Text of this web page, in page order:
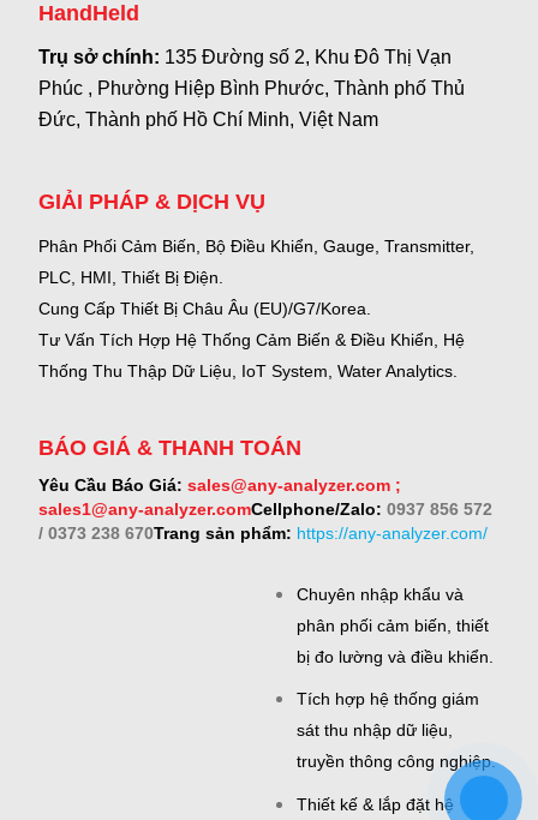
HandHeld
Trụ sở chính: 135 Đường số 2, Khu Đô Thị Vạn
Phúc , Phường Hiệp Bình Phước, Thành phố Thủ
Đức, Thành phố Hồ Chí Minh, Việt Nam
GIẢI PHÁP & DỊCH VỤ
Phân Phối Cảm Biến, Bộ Điều Khiển, Gauge, Transmitter,
PLC, HMI, Thiết Bị Điện.
Cung Cấp Thiết Bị Châu Âu (EU)/G7/Korea.
Tư Vấn Tích Hợp Hệ Thống Cảm Biến & Điều Khiển, Hệ
Thống Thu Thập Dữ Liệu, IoT System, Water Analytics.
BÁO GIÁ & THANH TOÁN
Yêu Cầu Báo Giá: sales@any-analyzer.com ;
sales1@any-analyzer.comCellphone/Zalo: 0937 856 572
/ 0373 238 670Trang sản phẩm: https://any-analyzer.com/
Chuyên nhập khẩu và
phân phối cảm biến, thiết
bị đo lường và điều khiển.
Tích hợp hệ thống giám
sát thu nhập dữ liệu,
truyền thông công nghiệp.
Thiết kế & lắp đặt hệ